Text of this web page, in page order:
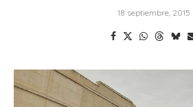
18 septiembre, 2015